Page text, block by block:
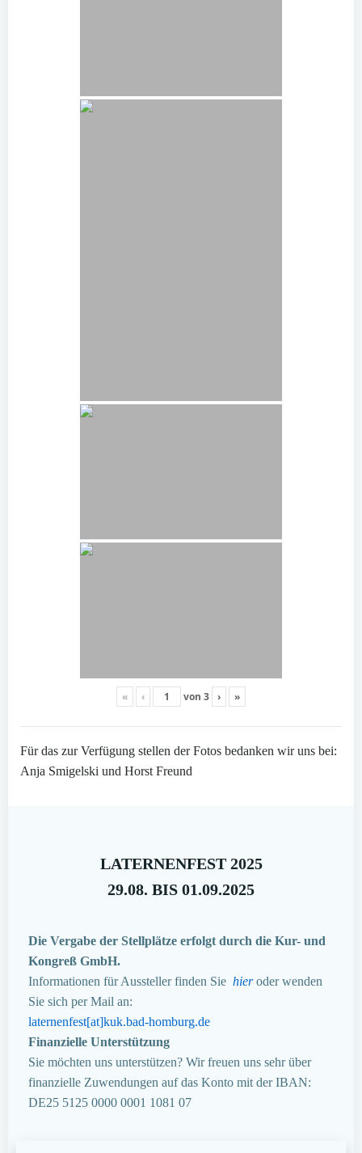
« ‹ von 3 › »
Für das zur Verfügung stellen der Fotos bedanken wir uns bei:
Anja Smigelski und Horst Freund
LATERNENFEST 2025
29.08. BIS 01.09.2025
Die Vergabe der Stellplätze erfolgt durch die Kur- und
Kongreß GmbH.
Informationen für Aussteller finden Sie hieroder wenden
Sie sich per Mail an:
laternenfest[at]kuk.bad-homburg.de
Finanzielle Unterstützung
Sie möchten uns unterstützen? Wir freuen uns sehr über
finanzielle Zuwendungen auf das Konto mit der IBAN:
DE25 5125 0000 0001 1081 07